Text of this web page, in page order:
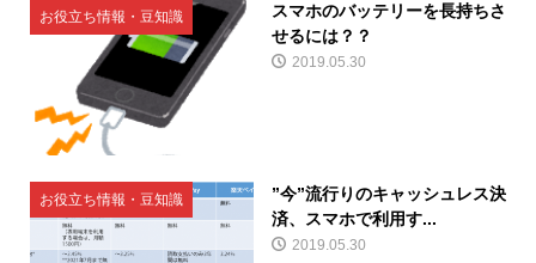
お役立ち情報・豆知識
スマホのバッテリーを長持ちさ
せるには？？
2019.05.30
お役立ち情報・豆知識
”今”流行りのキャッシュレス決
済、スマホで利用す...
2019.05.30